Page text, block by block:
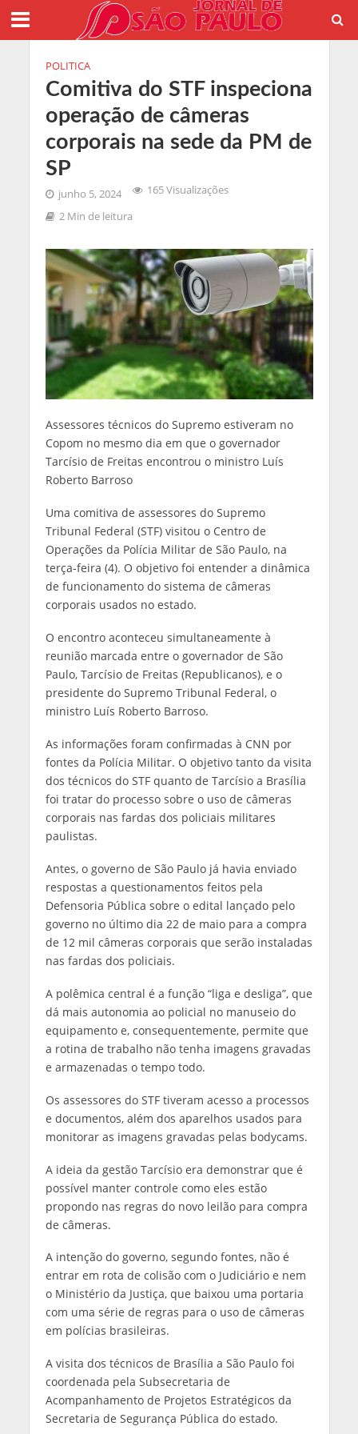
POLITICA
Comitiva do STF inspeciona
operação de câmeras
corporais na sede da PM de
SP
junho 5, 2024
165 Visualizações
2 Min de leitura
Assessores técnicos do Supremo estiveram no
Copom no mesmo dia em que o governador
Tarcísio de Freitas encontrou o ministro Luís
Roberto Barroso
Uma comitiva de assessores do Supremo
Tribunal Federal (STF) visitou o Centro de
Operações da Polícia Militar de São Paulo, na
terça-feira (4). O objetivo foi entender a dinâmica
de funcionamento do sistema de câmeras
corporais usados no estado.
O encontro aconteceu simultaneamente à
reunião marcada entre o governador de São
Paulo, Tarcísio de Freitas (Republicanos), e o
presidente do Supremo Tribunal Federal, o
ministro Luís Roberto Barroso.
As informações foram confirmadas à CNN por
fontes da Polícia Militar. O objetivo tanto da visita
dos técnicos do STF quanto de Tarcísio a Brasília
foi tratar do processo sobre o uso de câmeras
corporais nas fardas dos policiais militares
paulistas.
Antes, o governo de São Paulo já havia enviado
respostas a questionamentos feitos pela
Defensoria Pública sobre o edital lançado pelo
governo no último dia 22 de maio para a compra
de 12 mil câmeras corporais que serão instaladas
nas fardas dos policiais.
A polêmica central é a função “liga e desliga”, que
dá mais autonomia ao policial no manuseio do
equipamento e, consequentemente, permite que
a rotina de trabalho não tenha imagens gravadas
e armazenadas o tempo todo.
Os assessores do STF tiveram acesso a processos
e documentos, além dos aparelhos usados para
monitorar as imagens gravadas pelas bodycams.
A ideia da gestão Tarcísio era demonstrar que é
possível manter controle como eles estão
propondo nas regras do novo leilão para compra
de câmeras.
A intenção do governo, segundo fontes, não é
entrar em rota de colisão com o Judiciário e nem
o Ministério da Justiça, que baixou uma portaria
com uma série de regras para o uso de câmeras
em polícias brasileiras.
A visita dos técnicos de Brasília a São Paulo foi
coordenada pela Subsecretaria de
Acompanhamento de Projetos Estratégicos da
Secretaria de Segurança Pública do estado.